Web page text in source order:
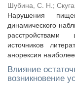
Шубина, С. Н.;
Нарушения
динамического
расстройствами
источников
анорексия
Влияние
возникновение